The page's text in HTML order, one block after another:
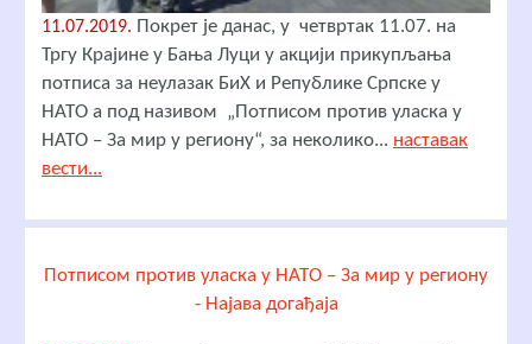
11.07.2019. Покрет је данас, у четвртак 11.07. на
Тргу Крајине у Бања Луци у акцији прикупљања
потписа за неулазак БиХ и Републике Српске у
НАТО а под називом „Потписом против уласка у
НАТО – За мир у региону“, за неколико... наставак
вести...
Потписом против уласка у НАТО – За мир у региону
- Најава догађаја